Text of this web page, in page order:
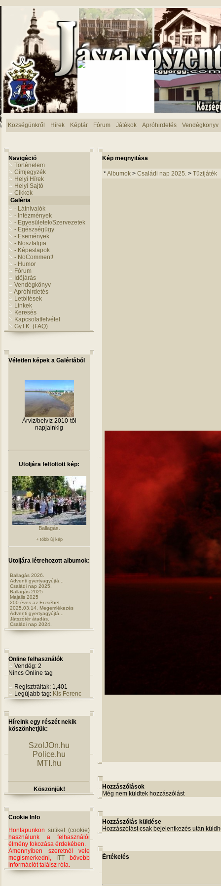
Községünkről Hírek Képtár Fórum Játékok Apróhirdetés Vendégkönyv
Navigáció
Történelem
Címjegyzék
Helyi Hírek
Helyi Sajtó
Cikkek
Galéria
- Látnivalók
- Intézmények
- Egyesületek/Szervezetek
- Egészségügy
- Események
- Nosztalgia
- Képeslapok
- NoComment!
- Humor
Fórum
Idõjárás
Vendégkönyv
Apróhirdetés
Letöltések
Linkek
Keresés
Kapcsolatfelvétel
Gy.I.K. (FAQ)
Véletlen képek a Galériából
Árvíz/belvíz 2010-tõl
napjainkig
Utoljára feltöltött kép:
Ballagás.
+ több új kép
Utoljára létrehozott albumok:
Ballagás 2026.
Adventi gyertyagyújtá...
Családi nap 2025.
Ballagás 2025
Majális 2025
200 éves az Erzsébet ...
2025.03.14. Megemlékezés
Adventi gyertyagyújtá...
Játszótér átadás.
Családi nap 2024.
Online felhasználók
Vendég: 2
Nincs Online tag
Regisztráltak: 1,401
Legújabb tag: Kis Ferenc
Híreink egy részét nekik
köszönhetjük:
SzolJOn.hu
Police.hu
MTI.hu
Köszönjük!
Cookie Info
Honlapunkon sütiket (cookie)
használunk a felhasználói
élmény fokozása érdekében.
Amennyiben szeretnél vele
megismerkedni,
ITT bővebb
információt találsz róla.
Kép megnyitása
*Albumok > Családi nap 2025. > Tüzijáték
Hozzászólások
Még nem küldtek hozzászólást
Hozzászólás küldése
Hozzászólást csak bejelentkezés után
Értékelés